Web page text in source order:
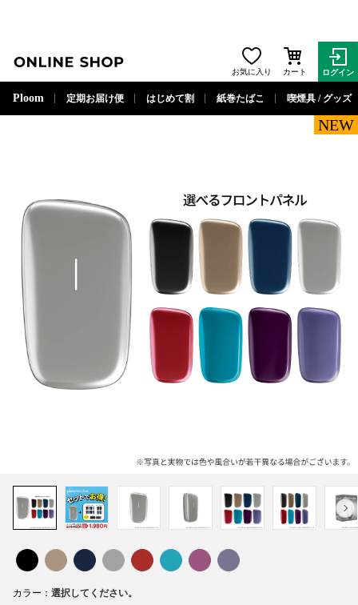
お気に入り カート ログイン
Ploom 定期お届け便 はじめて割 紙巻たばこ 喫煙具 / グッズ
NEW
カラー